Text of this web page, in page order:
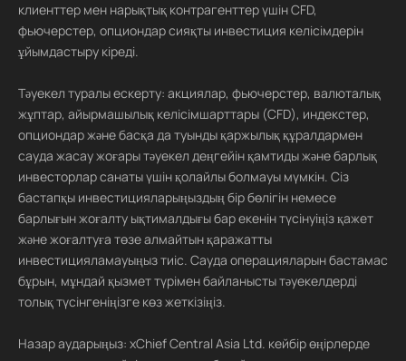
клиенттер мен нарықтық контрагенттер үшін CFD,
фьючерстер, опциондар сияқты инвестиция келісімдерін
ұйымдастыру кіреді.
Тәуекел туралы ескерту: акциялар, фьючерстер, валюталық
жұптар, айырмашылық келісімшарттары (CFD), индекстер,
опциондар және басқа да туынды қаржылық құралдармен
сауда жасау жоғары тәуекел деңгейін қамтиды және барлық
инвесторлар санаты үшін қолайлы болмауы мүмкін. Сіз
бастапқы инвестицияларыңыздың бір бөлігін немесе
барлығын жоғалту ықтималдығы бар екенін түсінуіңіз қажет
және жоғалтуға төзе алмайтын қаражатты
инвестицияламауыңыз тиіс. Сауда операцияларын бастамас
бұрын, мұндай қызмет түрімен байланысты тәуекелдерді
толық түсінгеніңізге көз жеткізіңіз.
Назар аударыңыз: xChief Central Asia Ltd. кейбір өңірлерде